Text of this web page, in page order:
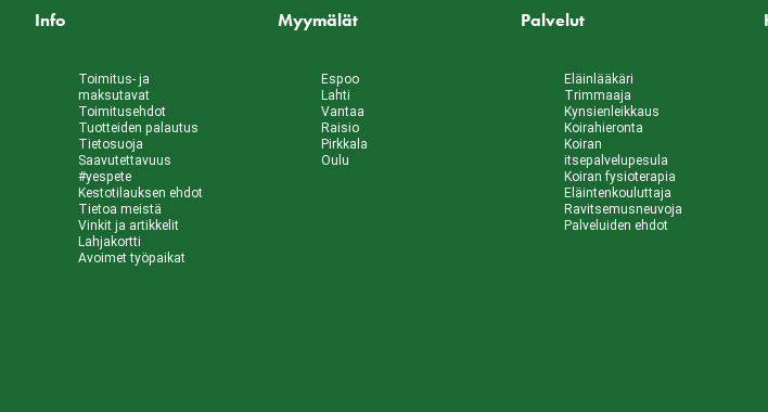
Info
Toimitus- ja
maksutavat
Toimitusehdot
Tuotteiden palautus
Tietosuoja
Saavutettavuus
#yespete
Kestotilauksen ehdot
Tietoa meistä
Vinkit ja artikkelit
Lahjakortti
Avoimet työpaikat
Myymälät
Espoo
Lahti
Vantaa
Raisio
Pirkkala
Oulu
Palvelut
Eläinlääkäri
Trimmaaja
Kynsienleikkaus
Koirahieronta
Koiran
itsepalvelupesula
Koiran fysioterapia
Eläintenkouluttaja
Ravitsemusneuvoja
Palveluiden ehdot